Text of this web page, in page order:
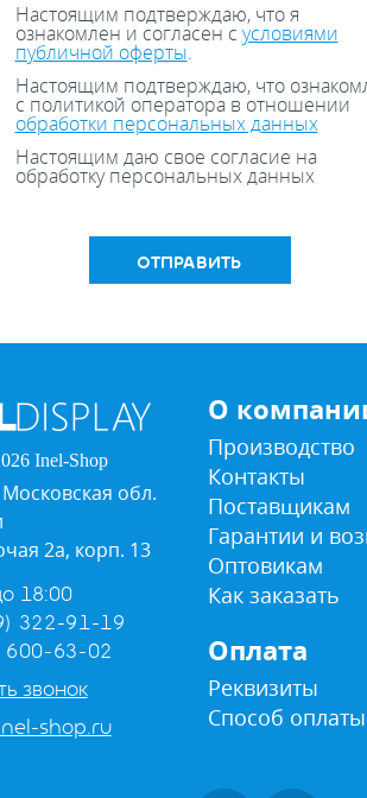
Настоящим подтверждаю, что я
ознакомлен и согласен с условиями
публичной оферты.
Настоящим подтверждаю, что
с политикой оператора в отношении
обработки персональных данных
Настоящим даю свое согласие на
обработку персональных данных
ОТПРАВИТЬ
Inel-Shop
обл.
2а, корп. 13
18:00
322-91-19
600-63-02
звонок
shop.ru
О
Производство
Контакты
Поставщикам
Гарантии и
Оптовикам
Как заказать
Оплата
Реквизиты
Способ оплаты